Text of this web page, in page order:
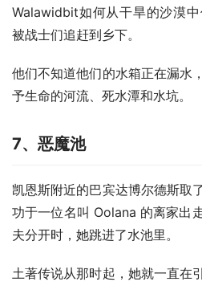
Walawidbit如何从干旱的沙漠
被战士们追赶到乡下。
他们不知道他们的水箱正在漏水
予生命的河流、死水潭和水坑。
7、恶魔池
凯恩斯附近的巴宾达博尔德斯取
功于一位名叫 Oolana 的离家出
夫分开时，她跳进了水池里。
土著传说从那时起，她就一直在